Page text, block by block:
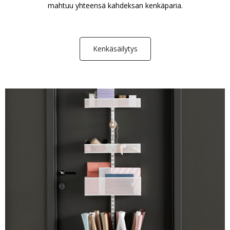
mahtuu yhteensä kahdeksan kenkäparia.
Kenkäsäilytys